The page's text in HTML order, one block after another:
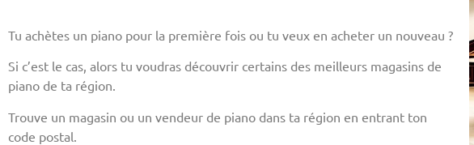
Tu achètes un piano pour la première fois ou tu veux en acheter un nouveau ?
Si c’est le cas, alors tu voudras découvrir certains des meilleurs magasins de
piano de ta région.
Trouve un magasin ou un vendeur de piano dans ta région en entrant ton
code postal.